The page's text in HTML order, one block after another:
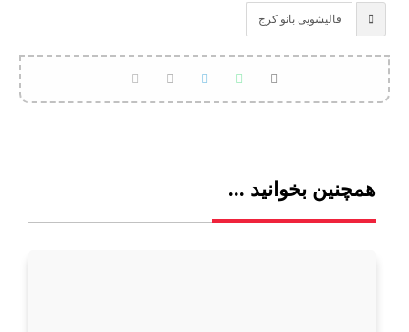
قالیشویی بانو کرج
همچنین بخوانید ...